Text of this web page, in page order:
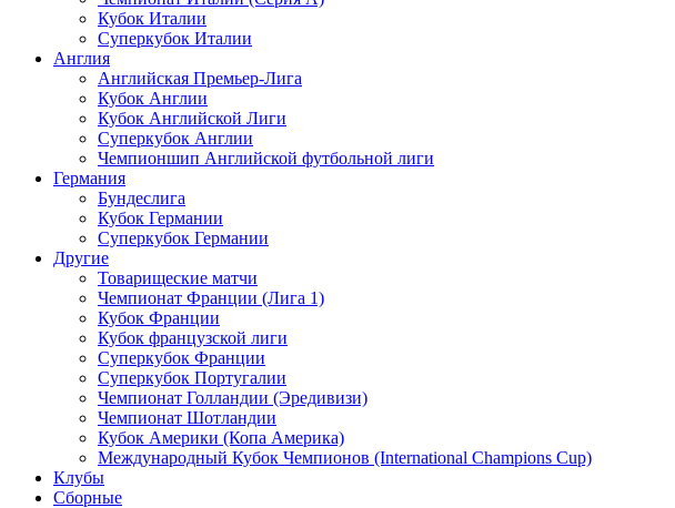
Кубок Италии
Суперкубок Италии
Англия
Английская Премьер-Лига
Кубок Англии
Кубок Английской Лиги
Суперкубок Англии
Чемпионшип Английской футбольной лиги
Германия
Бундеслига
Кубок Германии
Суперкубок Германии
Другие
Товарищеские матчи
Чемпионат Франции (Лига 1)
Кубок Франции
Кубок французской лиги
Суперкубок Франции
Суперкубок Португалии
Чемпионат Голландии (Эредивизи)
Чемпионат Шотландии
Кубок Америки (Копа Америка)
Международный Кубок Чемпионов (International Champions Cup)
Клубы
Сборные